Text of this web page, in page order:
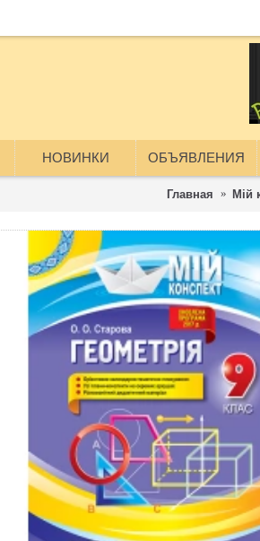
НОВИНКИ ОБЪЯВЛЕНИЯ
Главная Мій